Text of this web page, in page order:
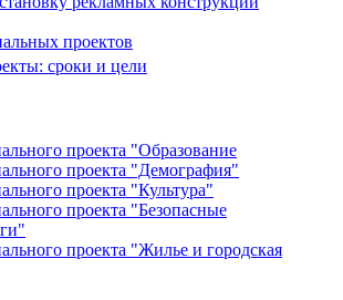
проектов
сроки и цели
проекта "Образование
проекта "Демография"
проекта "Культура"
проекта "Безопасные
проекта "Жилье и городская